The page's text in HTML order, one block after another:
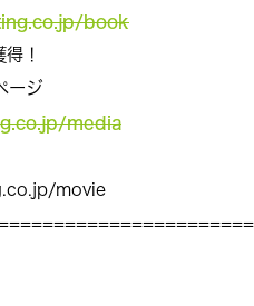
book
！
ージ
media
movie